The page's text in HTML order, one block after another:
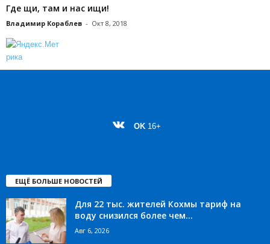
Где щи, там и нас ищи!
Владимир Кораблев - Окт 8, 2018
OK 16+
ЕЩЁ БОЛЬШЕ НОВОСТЕЙ
Для 22 тыс. жителей Кохмы тариф на
воду снизился более чем...
Авг 6, 2026